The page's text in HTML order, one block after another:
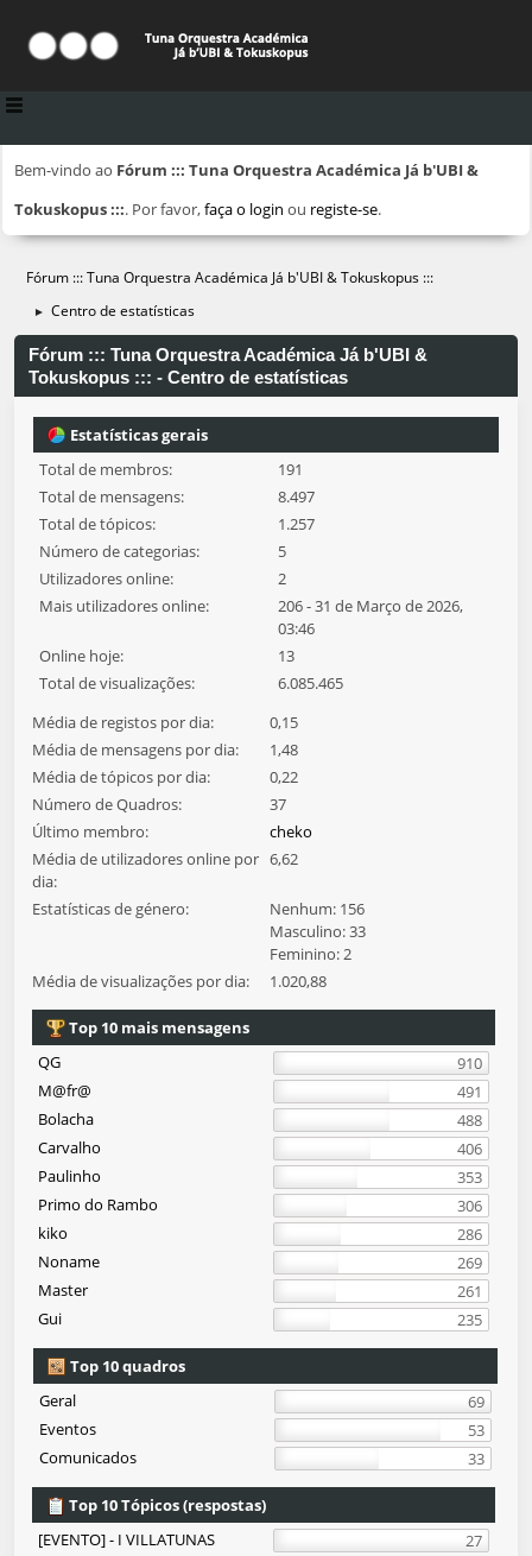
Bem-vindo ao Fórum ::: Tuna Orquestra Académica Já b'UBI &
Tokuskopus :::. Por favor,faça o login ou registe-se.
Fórum ::: Tuna Orquestra Académica Já b'UBI & Tokuskopus :::
► Centro de estatísticas
Fórum ::: Tuna Orquestra Académica Já b'UBI &
Tokuskopus ::: - Centro de estatísticas
Estatísticas gerais
Total de membros:
191
Total de mensagens:
8.497
Total de tópicos:
1.257
Número de categorias:
5
Utilizadores online:
2
Mais utilizadores online:
206 - 31 de Março de 2026,
03:46
Online hoje:
13
Total de visualizações:
6.085.465
Média de registos por dia:
0,15
Média de mensagens por dia:
1,48
Média de tópicos por dia:
0,22
Número de Quadros:
37
Último membro:
cheko
Média de utilizadores online por
dia:
6,62
Estatísticas de género:
Nenhum: 156
Masculino: 33
Feminino: 2
Média de visualizações por dia:
1.020,88
Top 10 mais mensagens
QG
910
M@fr@
491
Bolacha
488
Carvalho
406
Paulinho
353
Primo do Rambo
306
kiko
286
Noname
269
Master
261
Gui
235
Top 10 quadros
Geral
69
Eventos
53
Comunicados
33
Top 10 Tópicos (respostas)
[EVENTO] - I VILLATUNAS
27